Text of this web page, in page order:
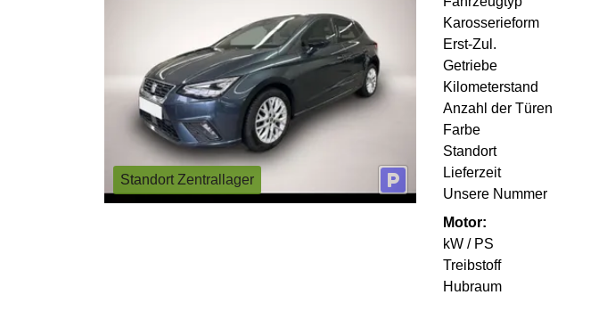
Standort Zentrallager
Karosserieform
Erst-Zul.
Getriebe
Kilometerstand
Anzahl der Türen
Farbe
Standort
Lieferzeit
Unsere Nummer
Motor:
kW / PS
Treibstoff
Hubraum